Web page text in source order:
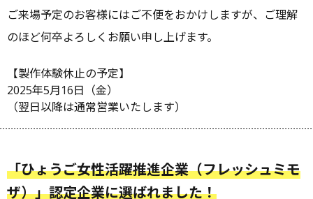
ご来場予定のお客様にはご不便をおかけしますが、ご理解
のほど何卒よろしくお願い申し上げます。
【製作体験休止の予定】
2025年5月16日（金）
（翌日以降は通常営業いたします）
「ひょうご女性活躍推進企業（フレッシュミモ
ザ）」認定企業に選ばれました！